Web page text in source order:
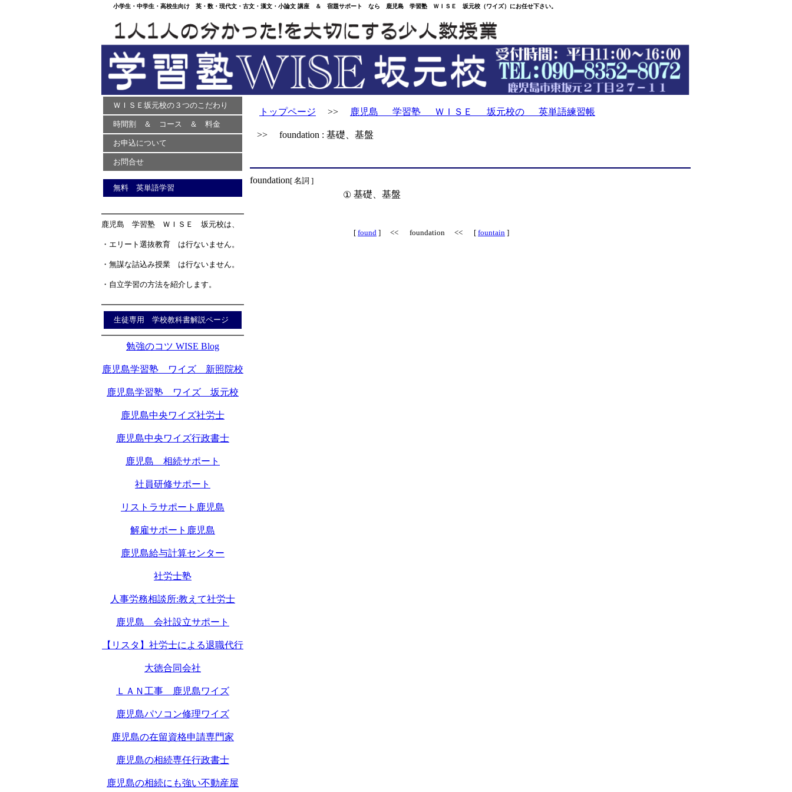
小学生・中学生・高校生向け 英・数・現代文・古文・漢文・小論文 講座 ＆ 宿題サポート なら 鹿児島 学習塾 ＷＩＳＥ 坂元校（ワイズ）にお任せ下さい。
ＷＩＳＥ坂元校の３つのこだわり
時間割 ＆ コース ＆ 料金
お申込について
お問合せ
無料 英単語学習
鹿児島 学習塾 ＷＩＳＥ 坂元校は、
・エリート選抜教育 は行ないません。
・無謀な詰込み授業 は行ないません。
・自立学習の方法を紹介します。
生徒専用 学校教科書解説ページ
勉強のコツ WISE Blog
鹿児島学習塾 ワイズ 新照院校
鹿児島学習塾 ワイズ 坂元校
鹿児島中央ワイズ社労士
鹿児島中央ワイズ行政書士
鹿児島 相続サポート
社員研修サポート
リストラサポート鹿児島
解雇サポート鹿児島
鹿児島給与計算センター
社労士塾
人事労務相談所:教えて社労士
鹿児島 会社設立サポート
【リスタ】社労士による退職代行
大徳合同会社
ＬＡＮ工事 鹿児島ワイズ
鹿児島パソコン修理ワイズ
鹿児島の在留資格申請専門家
鹿児島の相続専任行政書士
鹿児島の相続にも強い不動産屋
トップページ >> 鹿児島 学習塾 ＷＩＳＥ 坂元校の 英単語練習帳
>> foundation : 基礎、基盤
foundation[ 名詞 ]
① 基礎、基盤
[ found ] << foundation << [ fountain ]